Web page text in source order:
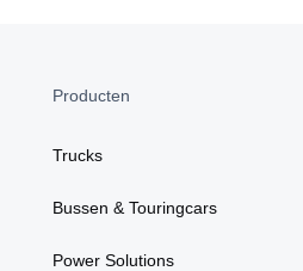
Producten
Trucks
Bussen & Touringcars
Power Solutions